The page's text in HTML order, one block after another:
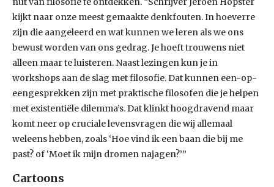
kijkt naar onze meest gemaakte denkfouten. In hoeverre
zijn die aangeleerd en wat kunnen we leren als we ons
bewust worden van ons gedrag. Je hoeft trouwens niet
alleen maar te luisteren. Naast lezingen kun je in
workshops aan de slag met filosofie. Dat kunnen een-op-
eengesprekken zijn met praktische filosofen die je helpen
met existentiële dilemma’s. Dat klinkt hoogdravend maar
komt neer op cruciale levensvragen die wij allemaal
weleens hebben, zoals ‘Hoe vind ik een baan die bij me
past? of ‘Moet ik mijn dromen najagen?’”
Cartoons